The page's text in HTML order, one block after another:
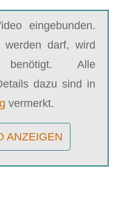
eingebunden.
werden darf, wird
Alle
dazu sind in
vermerkt.
ANZEIGEN